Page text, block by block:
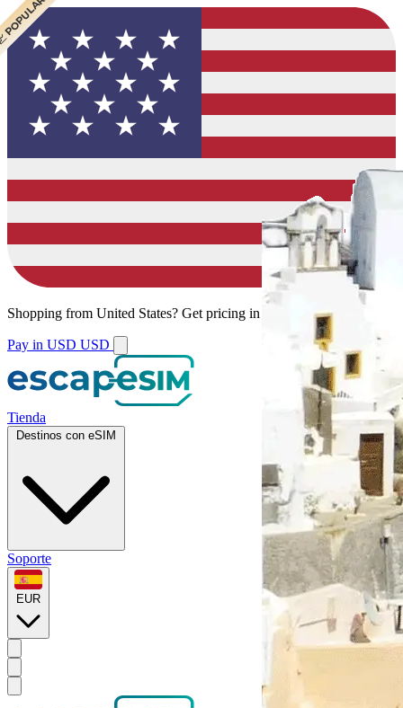
Shopping from United States? Get pricing in your local currency.
Pay in USD USD
Tienda
Destinos con eSIM
Soporte
EUR